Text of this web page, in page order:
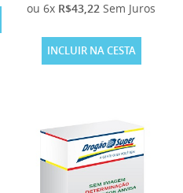
ou 6x R$43,22 Sem Juros
INCLUIR NA CESTA